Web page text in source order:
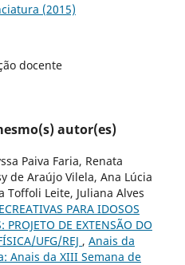
(2015)
docente
autor(es)
Paiva Faria, Renata
de Araújo Vilela, Ana Lúcia
Toffoli Leite, Juliana Alves
PARA IDOSOS
DE EXTENSÃO DO
UFG/REJ , Anais da
Anais da XIII Semana de